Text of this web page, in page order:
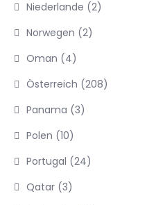
Niederlande (2)
Norwegen (2)
Oman (4)
Österreich (208)
Panama (3)
Polen (10)
Portugal (24)
Qatar (3)